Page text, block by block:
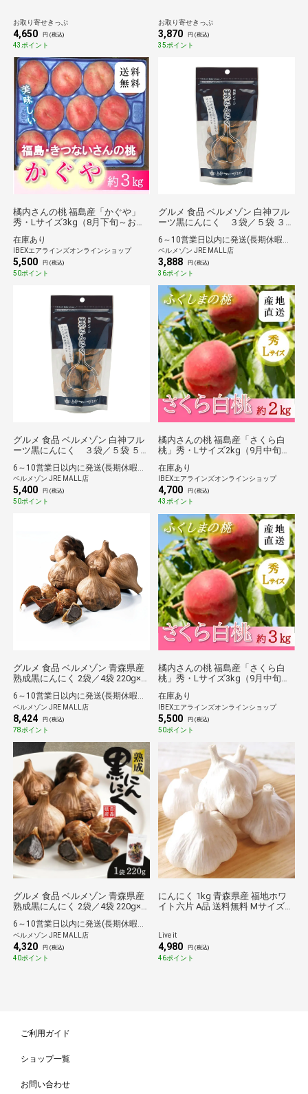
お取り寄せきっぷ
4,650 円 (税込)
43ポイント
お取り寄せきっぷ
3,870 円 (税込)
35ポイント
橘内さんの桃 福島産「かぐや」
秀・Lサイズ3kg（8月下旬～お届
在庫あり
IBEXエアラインズオンラインショップ
5,500 円 (税込)
50ポイント
グルメ 食品 ベルメゾン 白神フル
ーツ黒にんにく ３袋／５袋 ３点
ベルメゾン JRE MALL店
3,888 円 (税込)
36ポイント
グルメ 食品 ベルメゾン 白神フル
ーツ黒にんにく ３袋／５袋 ５点
6～10営業日以内に発送(長期休暇除く)
ベルメゾン JRE MALL店
5,400 円 (税込)
50ポイント
橘内さんの桃 福島産「さくら白
桃」秀・Lサイズ2kg（9月中旬～
在庫あり
IBEXエアラインズオンラインショップ
4,700 円 (税込)
43ポイント
グルメ 食品 ベルメゾン 青森県産
熟成黒にんにく 2袋／4袋 220g×4
6～10営業日以内に発送(長期休暇除く)
ベルメゾン JRE MALL店
8,424 円 (税込)
78ポイント
橘内さんの桃 福島産「さくら白
桃」秀・Lサイズ3kg（9月中旬～
在庫あり
IBEXエアラインズオンラインショップ
5,500 円 (税込)
50ポイント
グルメ 食品 ベルメゾン 青森県産
熟成黒にんにく 2袋／4袋 220g×2
6～10営業日以内に発送(長期休暇除く)
ベルメゾン JRE MALL店
4,320 円 (税込)
40ポイント
にんにく 1kg 青森県産 福地ホワ
イト六片 A品 送料無料 Mサイズ
ド 料理 スタミナ 健康 JREポイン
ト消化 ギフト 贈り物
Live it
4,980 円 (税込)
46ポイント
ご利用ガイド
ショップ一覧
お問い合わせ